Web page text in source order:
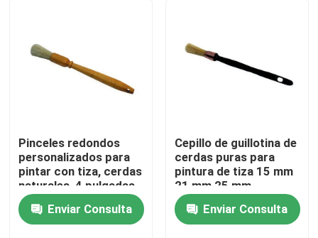
Contacto
Todos los casos
Cepillo de pintura de casa
Pinceles redondos
personalizados para
pintar con tiza, cerdas
naturales, 4 pulgadas
Enviar Consulta
Cepillo de guillotina de
cerdas puras para
pintura de tiza 15 mm
21 mm 25 mm
Enviar Consulta